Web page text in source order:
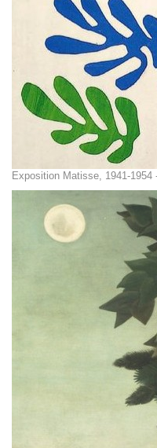
Exposition Matisse, 1941-1954